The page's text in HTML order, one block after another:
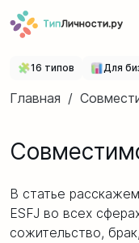
16 типов Для
Главная /
В статье
ESFJ во всех
сожительство,